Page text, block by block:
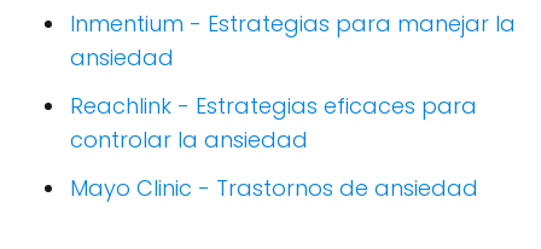
Inmentium - Estrategias para manejar la
ansiedad
Reachlink - Estrategias eficaces para
controlar la ansiedad
Mayo Clinic - Trastornos de ansiedad